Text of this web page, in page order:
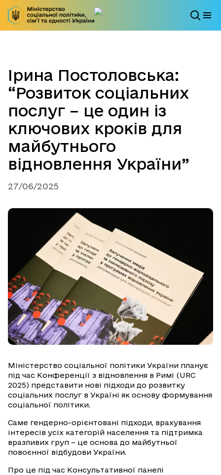
Ірина Постоловська:
“Розвиток соціальних
послуг – це один із
ключових кроків для
майбутнього
відновлення України”
27/06/2025
Міністерство соціальної політики України планує
під час Конференції з відновлення в Римі (URC
2025) представити нові підходи до розвитку
соціальних послуг в Україні як основу формування
соціальної політики.
Саме гендерно-орієнтовані підходи, врахування
інтересів усіх категорій населення та підтримка
вразливих груп – це основа до майбутньої
повоєнної відбудови України.
Про це під час Консультативної панелі